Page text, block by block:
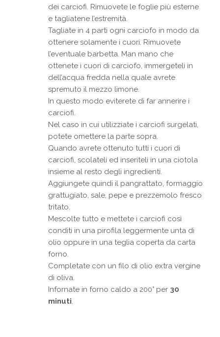
dei carciofi. Rimuovete le foglie più esterne
e tagliatene l’estremità.
Tagliate in 4 parti ogni carciofo in modo da
ottenere solamente i cuori. Rimuovete
l’eventuale barbetta. Man mano che
ottenete i cuori di carciofo, immergeteli in
dell’acqua fredda nella quale avrete
spremuto il mezzo limone.
In questo modo eviterete di far annerire i
carciofi.
Nel caso in cui utilizziate i carciofi surgelati,
potete omettere la parte sopra.
Quando avrete ottenuto tutti i cuori di
carciofi, scolateli ed inseriteli in una ciotola
insieme al resto degli ingredienti.
Aggiungete quindi il pangrattato, formaggio
grattugiato, sale, pepe e prezzemolo fresco
tritato.
Mescolte tutto e mettete i carciofi così
conditi in una pirofila leggermente unta di
olio oppure in una teglia coperta da carta
forno.
Completate con un filo di olio extra vergine
di oliva.
Infornate in forno caldo a 200° per 30
minuti.